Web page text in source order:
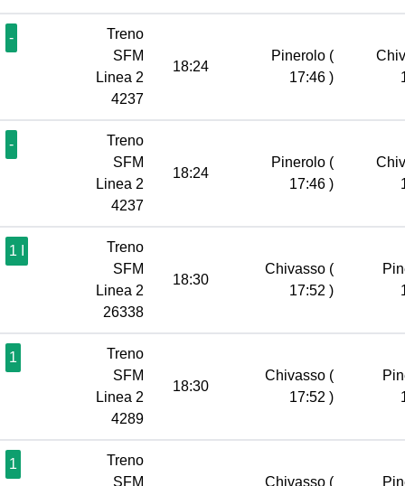
-
Treno
SFM
Linea 2
4237
18:24
Pinerolo (
17:46 )
-
Treno
SFM
Linea 2
4237
18:24
Pinerolo (
17:46 )
1 I
Treno
SFM
Linea 2
26338
18:30
Chivasso (
17:52 )
1
Treno
SFM
Linea 2
4289
18:30
Chivasso (
17:52 )
1
Treno
SFM
Chivasso (